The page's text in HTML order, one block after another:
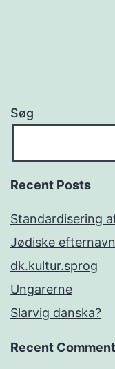
Søg
Recent Posts
Standardisering
Jødiske
dk.kultur.sprog
Ungarerne
Slarvig danska?
Recent